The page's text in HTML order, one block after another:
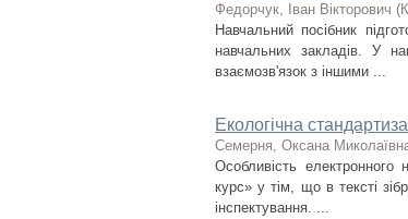
Федорчук, Іван Вікторович (
Навчальний посібник
навчальних закладів. У
взаємозв'язок з іншими ...
Екологічна
Семерня, Оксана
Особливість електронного
курс» у тім, що в тексті
інспектування. ...